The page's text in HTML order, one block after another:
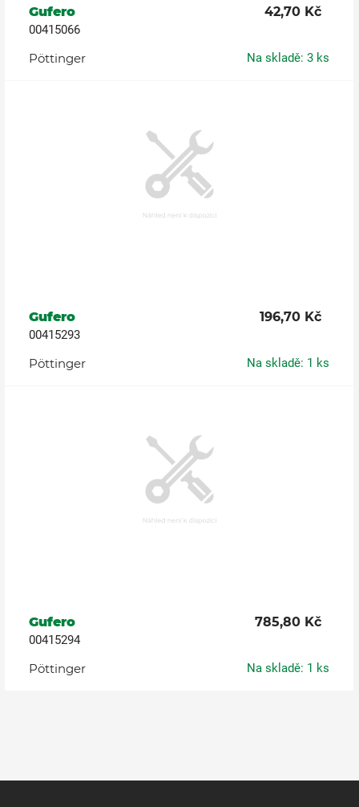
Gufero 42,70 Kč
00415066
Pöttinger Na skladě: 3 ks
Gufero 196,70 Kč
00415293
Pöttinger Na skladě: 1 ks
Gufero 785,80 Kč
00415294
Pöttinger Na skladě: 1 ks